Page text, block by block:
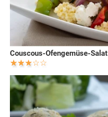
Couscous-Ofengemüse-Salat